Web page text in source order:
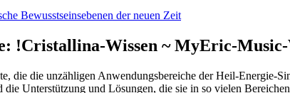
!Cristallina-Wissen ~ MyEric-
die die unzähligen Anwendungsbereiche der Heil-
Unterstützung und Lösungen, die sie in so vielen